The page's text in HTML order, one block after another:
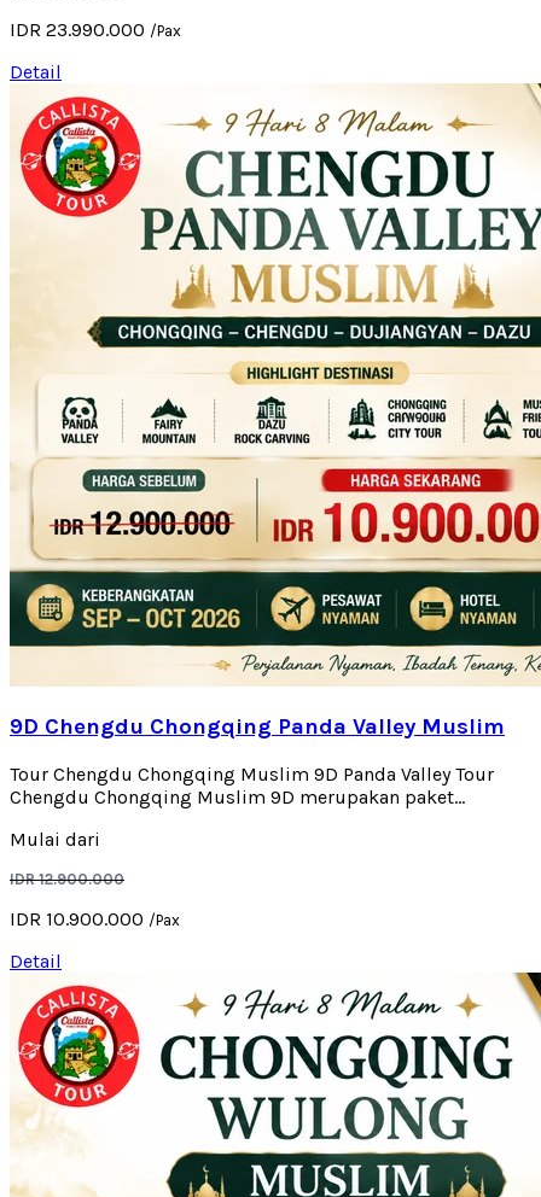
IDR 23.990.000 /Pax
Detail
9D Chengdu Chongqing Panda Valley Muslim
Tour Chengdu Chongqing Muslim 9D Panda Valley Tour
Chengdu Chongqing Muslim 9D merupakan paket...
Mulai dari
IDR 12.900.000
IDR 10.900.000 /Pax
Detail